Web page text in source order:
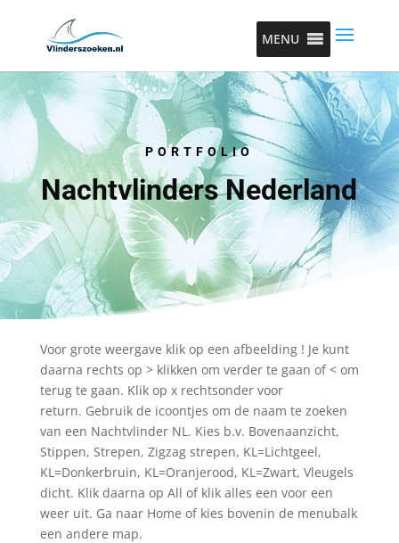
MENU
PORTFOLIO
Nachtvlinders Nederland
Voor grote weergave klik op een afbeelding ! Je kunt
daarna rechts op > klikken om verder te gaan of < om
terug te gaan. Klik op x rechtsonder voor
return. Gebruik de icoontjes om de naam te zoeken
van een Nachtvlinder NL. Kies b.v. Bovenaanzicht,
Stippen, Strepen, Zigzag strepen, KL=Lichtgeel,
KL=Donkerbruin, KL=Oranjerood, KL=Zwart, Vleugels
dicht. Klik daarna op All of klik alles een voor een
weer uit. Ga naar Home of kies bovenin de menubalk
een andere map.